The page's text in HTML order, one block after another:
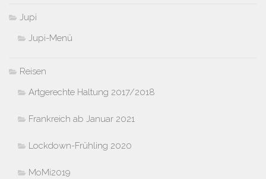
Jupi
Jupi-Menü
Reisen
Artgerechte Haltung 2017/2018
Frankreich ab Januar 2021
Lockdown-Frühling 2020
MoMi2019